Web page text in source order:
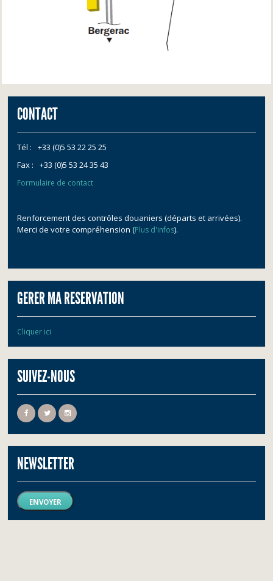
CONTACT
Tél :
+33 (0)5 53 22 25 25
Fax :
+33 (0)5 53 24 35 43
Formulaire de contact
Renforcement des contrôles douaniers (départs et arrivées).
Merci de votre compréhension (Plus d'infos).
GERER MA RESERVATION
Cliquer ici
SUIVEZ-NOUS
NEWSLETTER
ENVOYER